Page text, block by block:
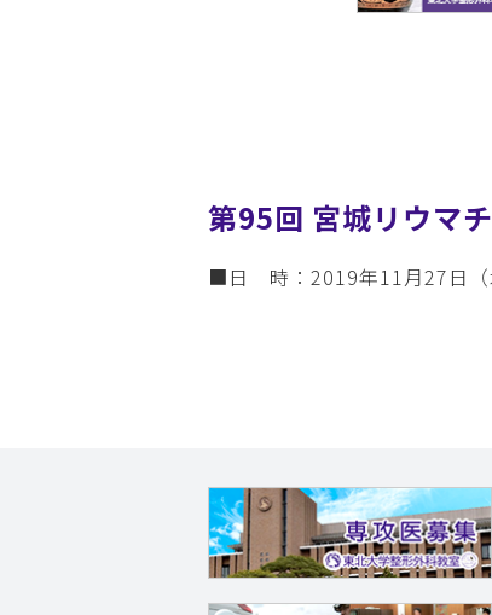
第95回 宮城リウマ
■日 時：2019年11月27日（